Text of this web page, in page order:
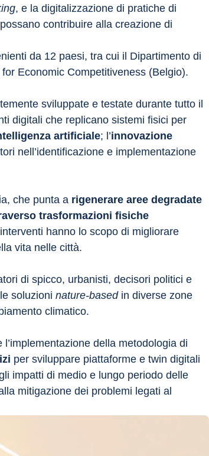
, e la digitalizzazione di pratiche di
contribuire alla creazione di
da 12 paesi, tra cui il Dipartimento di
Economic Competitiveness (Belgio).
sviluppate e testate durante tutto il
digitali che replicano sistemi fisici per
artificiale; l’innovazione
nell’identificazione e implementazione
che punta a rigenerare aree degradate
trasformazioni fisiche
hanno lo scopo di migliorare
vita nelle città.
di spicco, urbanisti, decisori politici e
soluzioni nature-based in diverse zone
climatico.
della metodologia di
per sviluppare piattaforme e twin digitali
impatti di medio e lungo periodo delle
mitigazione dei problemi legati al